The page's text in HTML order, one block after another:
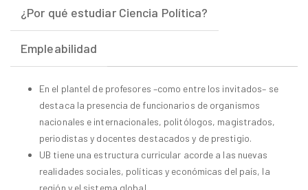
¿Por qué estudiar Ciencia Política?
Empleabilidad
En el plantel de profesores –como entre los invitados– se
destaca la presencia de funcionarios de organismos
nacionales e internacionales, politólogos, magistrados,
periodistas y docentes destacados y de prestigio.
UB tiene una estructura curricular acorde a las nuevas
realidades sociales, políticas y económicas del país, la
región y el sistema global.